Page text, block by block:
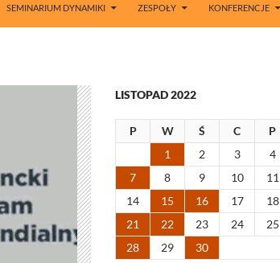
SEMINARIUM DYNAMIKI ZESPOŁY KONFERENCJE
LISTOPAD 2022
P W Ś C P
1
2 3 4
7
8 9 10 11
14
15 16 17 18
21
22 23 24 25
28
29
30